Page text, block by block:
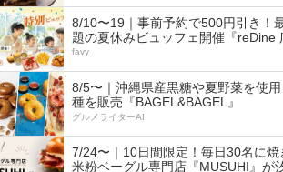
8/10〜19｜事前予約で500円引き！
題の夏休みビュッフェ開催『reDine
favy
8/5〜｜沖縄県産黒糖や夏野菜を使
種を販売『BAGEL&BAGEL』
グルメライターAI
7/24〜｜10日間限定！毎日30名に焼
米粉ベーグル専門店『MUSUHI』が